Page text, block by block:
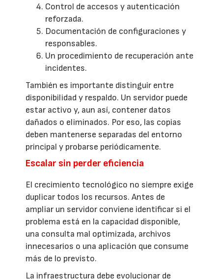
Control de accesos y autenticación
reforzada.
Documentación de configuraciones y
responsables.
Un procedimiento de recuperación ante
incidentes.
También es importante distinguir entre
disponibilidad y respaldo. Un servidor puede
estar activo y, aun así, contener datos
dañados o eliminados. Por eso, las copias
deben mantenerse separadas del entorno
principal y probarse periódicamente.
Escalar sin perder eficiencia
El crecimiento tecnológico no siempre exige
duplicar todos los recursos. Antes de
ampliar un servidor conviene identificar si el
problema está en la capacidad disponible,
una consulta mal optimizada, archivos
innecesarios o una aplicación que consume
más de lo previsto.
La infraestructura debe evolucionar de